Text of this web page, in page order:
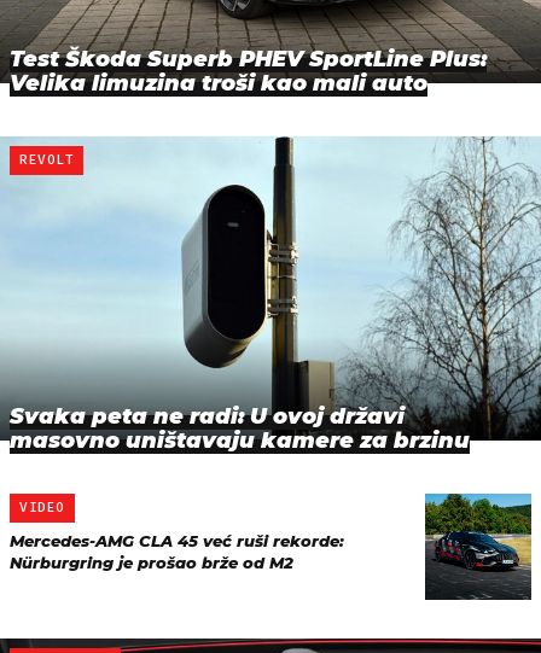
Test Škoda Superb PHEV SportLine Plus:
Velika limuzina troši kao mali auto
REVOLT
Svaka peta ne radi: U ovoj državi
masovno uništavaju kamere za brzinu
VIDEO
Mercedes-AMG CLA 45 već ruši rekorde:
Nürburgring je prošao brže od M2